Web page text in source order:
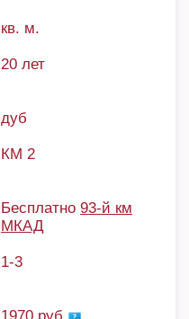
кв. м.
20 лет
дуб
КМ 2
Бесплатно 93-й км
МКАД
1-3